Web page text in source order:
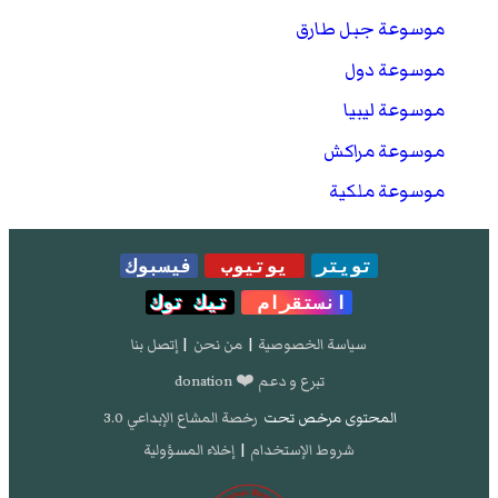
Mercedes; Glazer-Eytan, Yonatan (2019-10-21).
Forced Conversion in Christianity, Judaism and
Beyond(باللغة الإنجليزية). BRILL. . مؤرشف من
في 12 فبراير 2020.
Mercedes; Glazer-Eytan, Yonatan (2019-10-21).
Forced Conversion in Christianity, Judaism and
Islam: Coercion and Faith in Premodern Iberia and
موسوعة جبل طارق
موسوعة دول
موسوعة ليبيا
موسوعة مراكش
موسوعة ملكية
تويتر يوتيوب
فيسبوك
انستقرام
تيك توك
سياسة الخصوصية | من نحن | إتصل بنا
تبرع و دعم ❤️ donation
المحتوى مرخص تحت رخصة المشاع الإبداعي 3.0
شروط الإستخدام | إخلاء المسؤولية